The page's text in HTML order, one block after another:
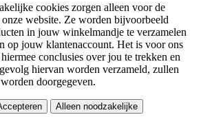
cookies zorgen alleen voor de
website. Ze worden bijvoorbeeld
in jouw winkelmandje te verzamelen
op jouw klantenaccount. Het is voor ons
conclusies over jou te trekken en
hiervan worden verzameld, zullen
doorgegeven.
Alleen noodzakelijke